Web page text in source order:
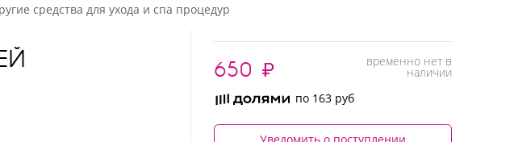
средства для ухода и спа процедур
650 ₽ временно нет в
наличии
по 163 руб